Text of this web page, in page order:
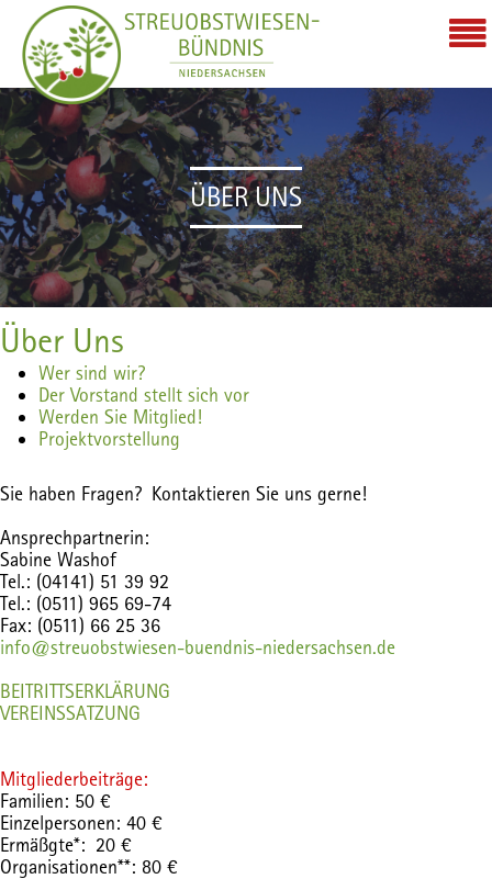
ÜBER UNS
Über Uns
Wer sind wir?
Der Vorstand stellt sich vor
Werden Sie Mitglied!
Projektvorstellung
Sie haben Fragen? Kontaktieren Sie uns gerne!
Ansprechpartnerin:
Sabine Washof
Tel.: (04141) 51 39 92
Tel.: (0511) 965 69-74
Fax: (0511) 66 25 36
info@streuobstwiesen-buendnis-niedersachsen.de
BEITRITTSERKLÄRUNG
VEREINSSATZUNG
Mitgliederbeiträge:
Familien: 50 €
Einzelpersonen: 40 €
Ermäßgte*: 20 €
Organisationen**: 80 €